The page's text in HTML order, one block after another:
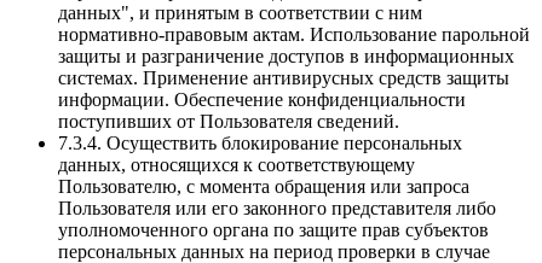
данных", и принятым в соответствии с ним
нормативно-правовым актам. Использование парольной
защиты и разграничение доступов в информационных
системах. Применение антивирусных средств защиты
информации. Обеспечение конфиденциальности
поступивших от Пользователя сведений.
7.3.4. Осуществить блокирование персональных
данных, относящихся к соответствующему
Пользователю, с момента обращения или запроса
Пользователя или его законного представителя либо
уполномоченного органа по защите прав субъектов
персональных данных на период проверки в случае